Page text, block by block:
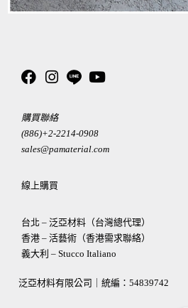
購買聯絡
(886)+2-2214-0908
sales@pamaterial.com
線上購買
台北 – 泛亞材料（台灣總代理）
香港 – 活藝術（香港需求聯絡）
義大利 – Stucco Italiano
泛亞材料有限公司｜統編： 54839742